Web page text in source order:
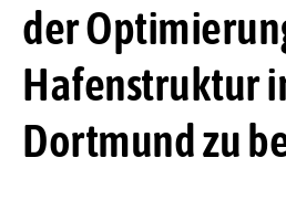
der
Hafenstruktur
Dortmund zu